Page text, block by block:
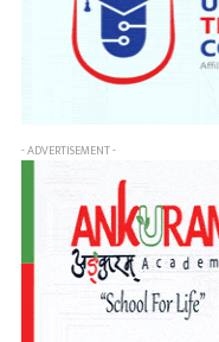
- ADVERTISEMENT -